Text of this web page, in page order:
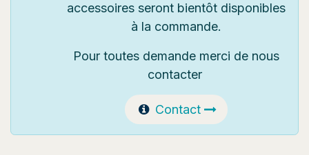
accessoires seront bientôt disponibles
à la commande.
Pour toutes demande merci de nous
contacter
Contact